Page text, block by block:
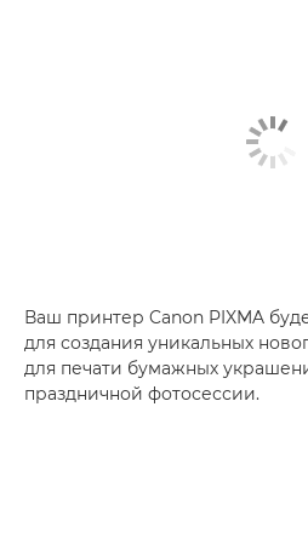
Ваш принтер Canon PIXMA
для создания уникальных
для печати бумажных
праздничной фотосессии.